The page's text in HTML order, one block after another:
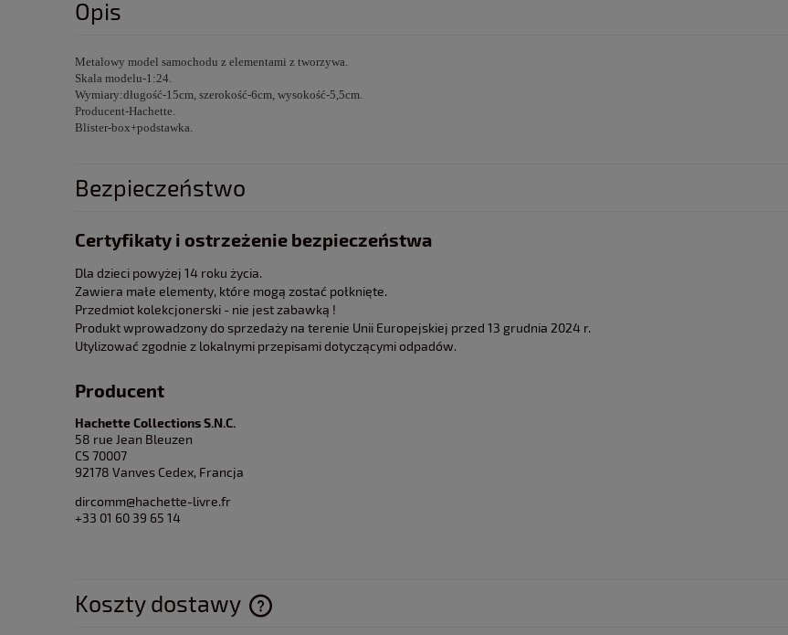
Opis
Metalowy model samochodu z elementami z tworzywa.
Skala modelu-1:24.
Wymiary:długość-15cm, szerokość-6cm, wysokość-5,5cm.
Producent-Hachette.
Blister-box+podstawka.
Bezpieczeństwo
Certyfikaty i ostrzeżenie bezpieczeństwa
Dla dzieci powyżej 14 roku życia.
Zawiera małe elementy, które mogą zostać połknięte.
Przedmiot kolekcjonerski - nie jest zabawką !
Produkt wprowadzony do sprzedaży na terenie Unii Europejskiej przed 13 grudnia 2024 r.
Utylizować zgodnie z lokalnymi przepisami dotyczącymi odpadów.
Producent
Hachette Collections S.N.C.
58 rue Jean Bleuzen
CS 70007
92178 Vanves Cedex, Francja
dircomm@hachette-livre.fr
+33 01 60 39 65 14
Koszty dostawy